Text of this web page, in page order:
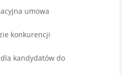
umowa
konkurencji
kandydatów do